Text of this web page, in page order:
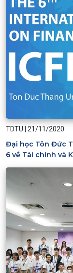
TDTU 21/11/2020
Đại học Tôn Đức
6 về Tài chính và